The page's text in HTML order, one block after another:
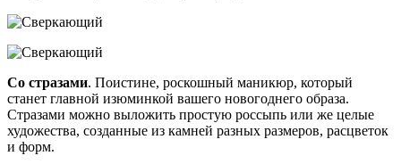
Со стразами. Поистине, роскошный маникюр, который
станет главной изюминкой вашего новогоднего образа.
Стразами можно выложить простую россыпь или же целые
художества, созданные из камней разных размеров, расцветок
и форм.